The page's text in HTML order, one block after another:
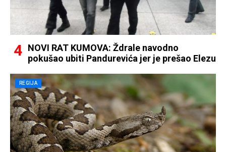
NOVI RAT KUMOVA: Ždrale navodno
pokušao ubiti Pandurevića jer je prešao Elezu
REGIJA